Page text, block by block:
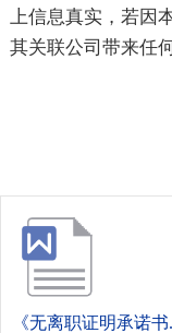
上信息真实，若因
其关联公司带来任
《无离职证明承诺书